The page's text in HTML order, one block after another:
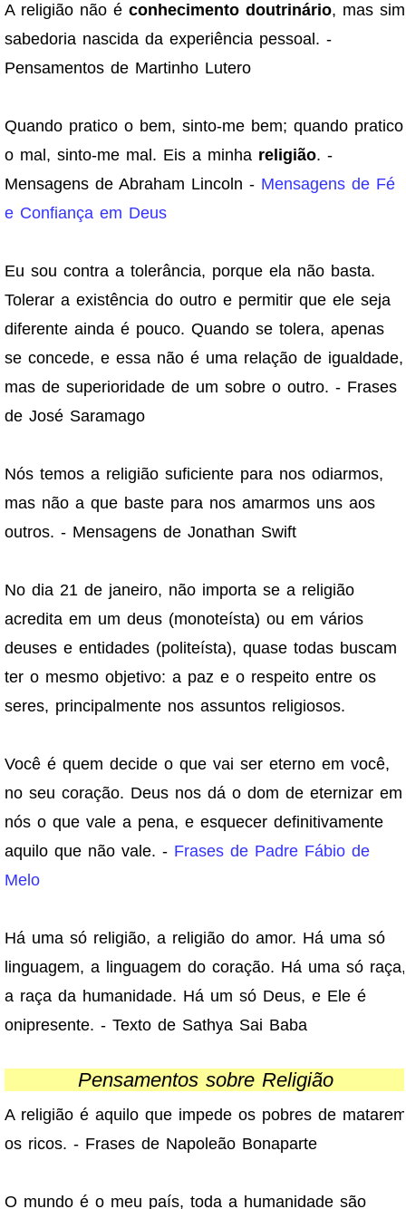
A religião não é conhecimento doutrinário, mas sim
sabedoria nascida da experiência pessoal. -
Pensamentos de Martinho Lutero
Quando pratico o bem, sinto-me bem; quando pratico
o mal, sinto-me mal. Eis a minha religião. -
Mensagens de Abraham Lincoln - Mensagens de Fé
e Confiança em Deus
Eu sou contra a tolerância, porque ela não basta.
Tolerar a existência do outro e permitir que ele seja
diferente ainda é pouco. Quando se tolera, apenas
se concede, e essa não é uma relação de igualdade,
mas de superioridade de um sobre o outro. - Frases
de José Saramago
Nós temos a religião suficiente para nos odiarmos,
mas não a que baste para nos amarmos uns aos
outros. - Mensagens de Jonathan Swift
No dia 21 de janeiro, não importa se a religião
acredita em um deus (monoteísta) ou em vários
deuses e entidades (politeísta), quase todas buscam
ter o mesmo objetivo: a paz e o respeito entre os
seres, principalmente nos assuntos religiosos.
Você é quem decide o que vai ser eterno em você,
no seu coração. Deus nos dá o dom de eternizar em
nós o que vale a pena, e esquecer definitivamente
aquilo que não vale. - Frases de Padre Fábio de
Melo
Há uma só religião, a religião do amor. Há uma só
linguagem, a linguagem do coração. Há uma só raça,
a raça da humanidade. Há um só Deus, e Ele é
onipresente. - Texto de Sathya Sai Baba
Pensamentos sobre Religião
A religião é aquilo que impede os pobres de matarem
os ricos. - Frases de Napoleão Bonaparte
O mundo é o meu país, toda a humanidade são